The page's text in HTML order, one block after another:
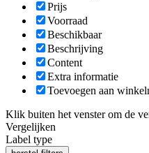
Prijs
Voorraad
Beschikbaar
Beschrijving
Content
Extra informatie
Toevoegen aan
Klik buiten het venster om de
Vergelijken
Label type